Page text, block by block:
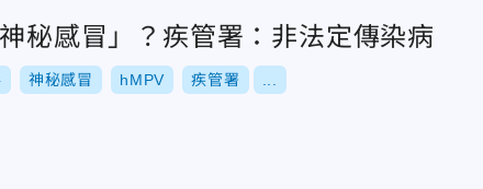
秘感冒」？疾管署：非法定傳染病
神秘感冒 hMPV 疾管署